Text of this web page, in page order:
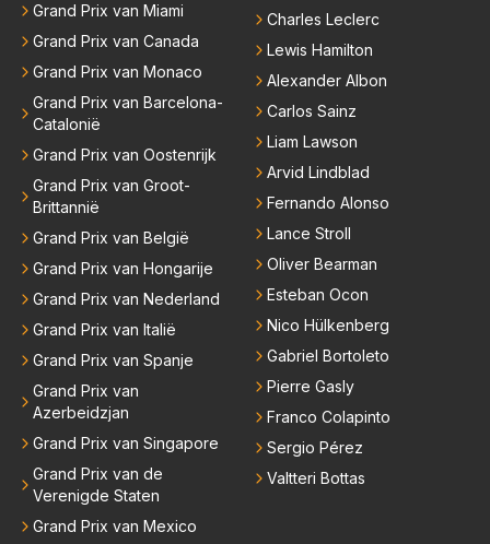
Grand Prix van Miami
Grand Prix van Canada
Grand Prix van Monaco
Grand Prix van Barcelona-
Catalonië
Grand Prix van Oostenrijk
Grand Prix van Groot-
Brittannië
Grand Prix van België
Grand Prix van Hongarije
Grand Prix van Nederland
Grand Prix van Italië
Grand Prix van Spanje
Grand Prix van
Azerbeidzjan
Grand Prix van Singapore
Grand Prix van de
Verenigde Staten
Grand Prix van Mexico
Charles Leclerc
Lewis Hamilton
Alexander Albon
Carlos Sainz
Liam Lawson
Arvid Lindblad
Fernando Alonso
Lance Stroll
Oliver Bearman
Esteban Ocon
Nico Hülkenberg
Gabriel Bortoleto
Pierre Gasly
Franco Colapinto
Sergio Pérez
Valtteri Bottas